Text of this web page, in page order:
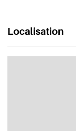
Localisation